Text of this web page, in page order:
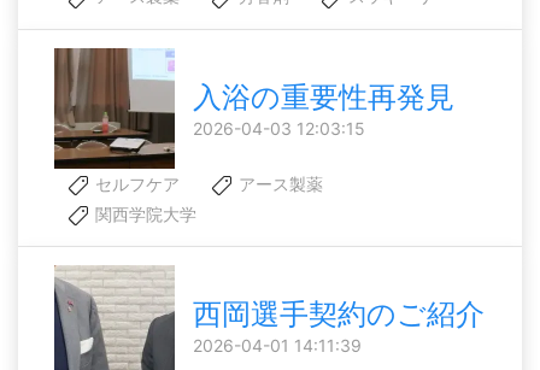
入浴の重要性再発見
2026-04-03 12:03:15
セルフケア
アース製薬
関西学院大学
西岡選手契約のご紹介
2026-04-01 14:11:39